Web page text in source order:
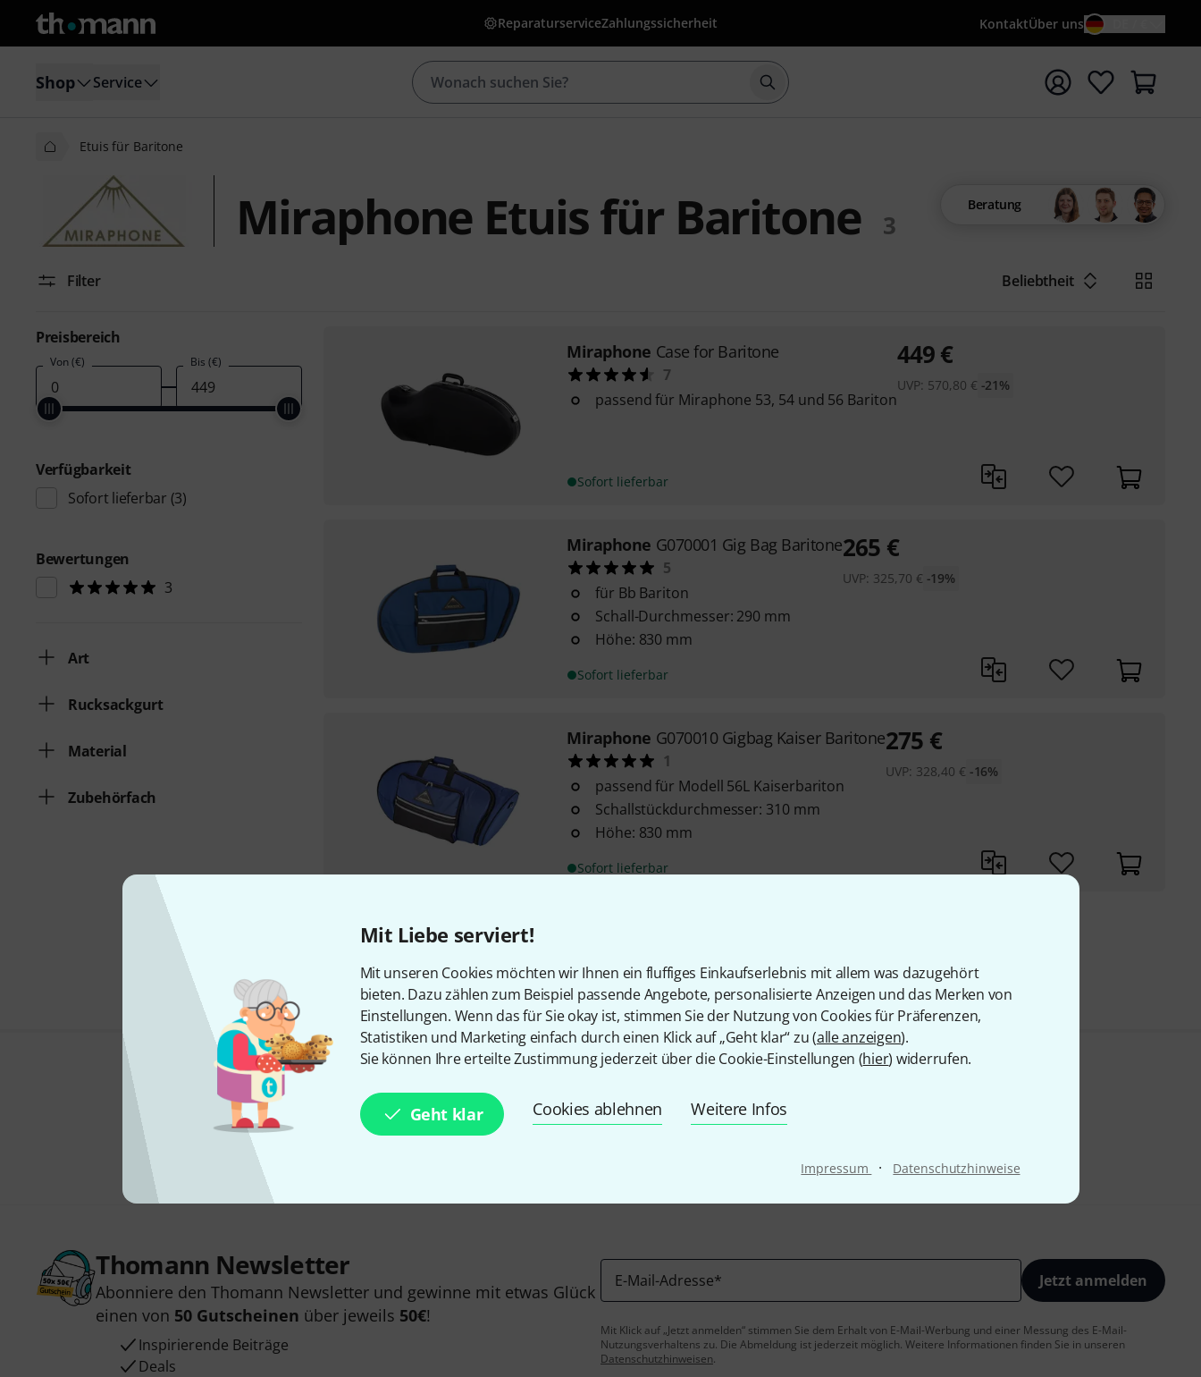
Mit Liebe serviert!
Mit unseren Cookies möchten wir Ihnen ein fluffiges Einkaufserlebnis mit allem was dazugehört
bieten. Dazu zählen zum Beispiel passende Angebote, personalisierte Anzeigen und das Merken von
Einstellungen. Wenn das für Sie okay ist, stimmen Sie der Nutzung von Cookies für Präferenzen,
Statistiken und Marketing einfach durch einen Klick auf „Geht klar“ zu (alle anzeigen).
Sie können Ihre erteilte Zustimmung jederzeit über die Cookie-Einstellungen (hier) widerrufen.
Geht klar Cookies ablehnen Weitere Infos
Impressum · Datenschutzhinweise
ReparaturserviceZahlungssicherheit KontaktÜber uns
Shop Service Suche mit Suchwort {searchTerm} starten
Etuis für Baritone
Miraphone Etuis für Baritone 3
Beratung
Filter Beliebtheit
Preisbereich
Von (€) Bis (€)
Verfügbarkeit
Sofort lieferbar (3)
Bewertungen
3
Art
Rucksackgurt
Material
Zubehörfach
Miraphone Case for Baritone
7
passend für Miraphone 53, 54 und 56 Bariton
Sofort lieferbar
449€
UVP: 570,80 € -21%
Miraphone G070001 Gig Bag Baritone
5
für Bb Bariton
Schall-Durchmesser: 290 mm
Höhe: 830 mm
Sofort lieferbar
265 €
UVP: 325,70 € -19%
Miraphone G070010 Gigbag Kaiser Baritone
1
passend für Modell 56L Kaiserbariton
Schallstückdurchmesser: 310 mm
Höhe: 830 mm
Sofort lieferbar
275 €
UVP: 328,40 € -16%
Gefällt Ihnen, was Sie sehen?
Thomann Newsletter
Abonniere den Thomann Newsletter und gewinne mit etwas Glück
einen von 50 Gutscheinen über jeweils 50€!
Inspirierende Beiträge
Deals
E-Mail-Adresse* Jetzt anmelden
Mit Klick auf „Jetzt anmelden“ stimmen Sie dem Erhalt von E-Mail-Werbung und einer Messung des E-Mail-
Nutzungsverhaltens zu. Die Abmeldung ist jederzeit möglich. Weitere Informationen finden Sie in unseren
Datenschutzhinweisen.